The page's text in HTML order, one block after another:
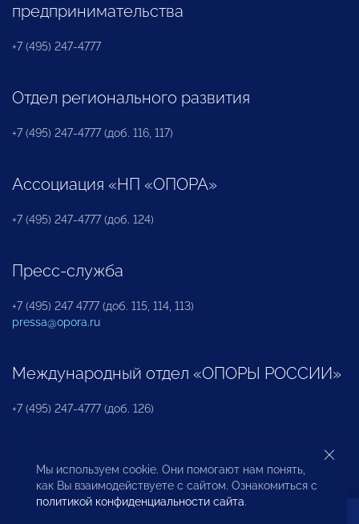
предпринимательства
+7 (495) 247-4777
Отдел регионального развития
+7 (495) 247-4777 (доб. 116, 117)
Ассоциация «НП «ОПОРА»
+7 (495) 247-4777 (доб. 124)
Пресс-служба
+7 (495) 247 4777 (доб. 115, 114, 113)
pressa@opora.ru
Международный отдел «ОПОРЫ РОССИИ»
+7 (495) 247-4777 (доб. 126)
Бюро по защите прав предпринимателей и
инвесторов
Мы используем cookie. Они помогают нам понять,
как Вы взаимодействуете с сайтом. Ознакомиться с
политикой конфиденциальности сайта.